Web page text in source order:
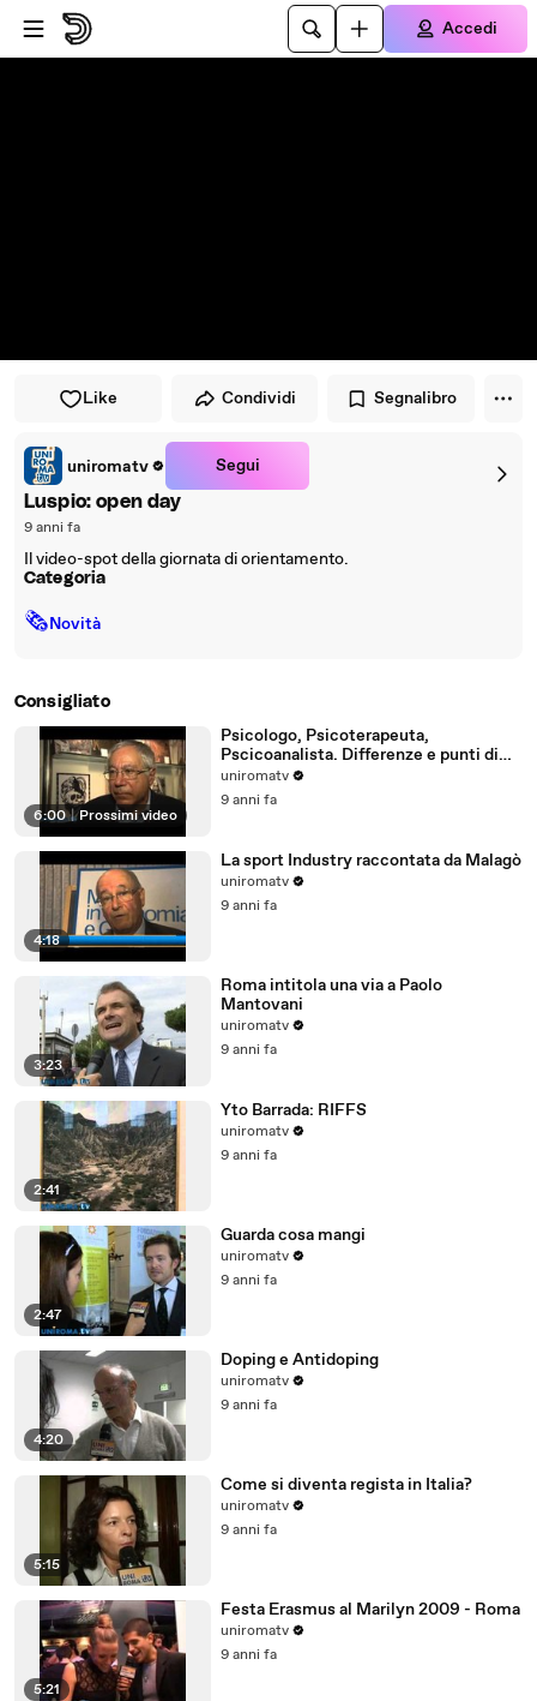
Vai al lettore
Passa al contenuto principale
Accedi
Like Condividi Segnalibro
uniromatv Segui
Luspio: open day
9 anni fa
Il video-spot della giornata di orientamento.
Categoria
🗞Novità
Consigliato
6:00 | Prossimi video
Psicologo, Psicoterapeuta,
Pscicoanalista. Differenze e punti di
incontro
uniromatv
9 anni fa
4:18
La sport Industry raccontata da Malagò
uniromatv
9 anni fa
3:23
Roma intitola una via a Paolo
Mantovani
uniromatv
9 anni fa
2:41
Yto Barrada: RIFFS
uniromatv
9 anni fa
2:47
Guarda cosa mangi
uniromatv
9 anni fa
4:20
Doping e Antidoping
uniromatv
9 anni fa
5:15
Come si diventa regista in Italia?
uniromatv
9 anni fa
5:21
Festa Erasmus al Marilyn 2009 - Roma
uniromatv
9 anni fa